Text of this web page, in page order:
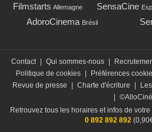
Filmstarts Allemagne SensaCine
AdoroCinema Brésil
Contact Qui sommes-nous
Politique de cookies
Préférences
Revue de presse
Charte d'écriture
©AlloCiné
Retrouvez tous les horaires et infos de
0 892 892 892